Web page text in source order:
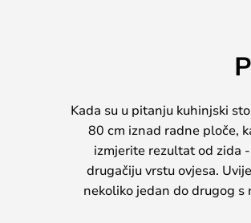
Kada su u pitanju kuhinjski
80 cm iznad radne ploče,
izmjerite rezultat od zida
drugačiju vrstu ovjesa.
nekoliko jedan do drugog s